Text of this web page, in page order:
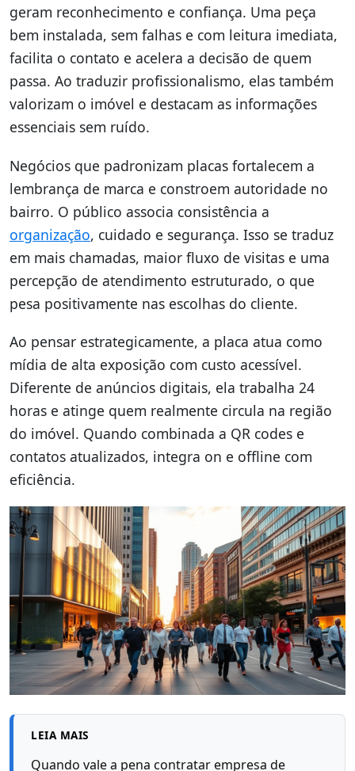
geram reconhecimento e confiança. Uma peça
bem instalada, sem falhas e com leitura imediata,
facilita o contato e acelera a decisão de quem
passa. Ao traduzir profissionalismo, elas também
valorizam o imóvel e destacam as informações
essenciais sem ruído.
Negócios que padronizam placas fortalecem a
lembrança de marca e constroem autoridade no
bairro. O público associa consistência a
organização, cuidado e segurança. Isso se traduz
em mais chamadas, maior fluxo de visitas e uma
percepção de atendimento estruturado, o que
pesa positivamente nas escolhas do cliente.
Ao pensar estrategicamente, a placa atua como
mídia de alta exposição com custo acessível.
Diferente de anúncios digitais, ela trabalha 24
horas e atinge quem realmente circula na região
do imóvel. Quando combinada a QR codes e
contatos atualizados, integra on e offline com
eficiência.
LEIA MAIS
Quando vale a pena contratar empresa de